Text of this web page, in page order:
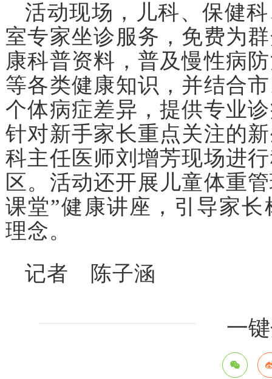
活动现场，儿科、保健
室专家坐诊服务，免费为
康科普资料，普及慢性病
等各类健康知识，并结合
个体病症差异，提供专业
针对新手家长重点关注的
科主任医师刘增芳现场进
区。活动还开展儿童体重
课堂”健康讲座，引导家
理念。
记者 陈子涵
一